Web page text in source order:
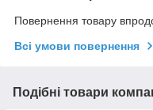
Повернення товару
Всі умови повернення
Подібні товари